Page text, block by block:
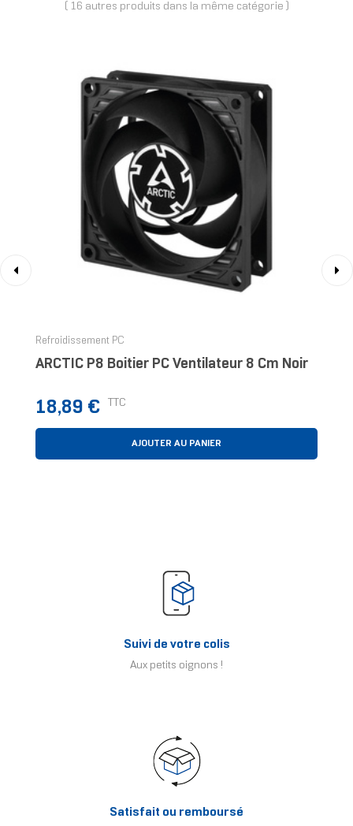
( 16 autres produits dans la même catégorie )
Refroidissement PC
ARCTIC P8 Boitier PC Ventilateur 8 Cm Noir
Prix
18,89 € TTC
AJOUTER AU PANIER
Suivi de votre colis
Aux petits oignons !
Satisfait ou remboursé